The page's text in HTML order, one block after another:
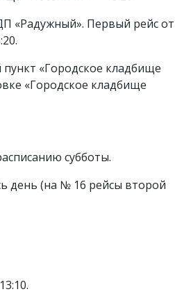
«Радужный». Первый рейс от
«Городское кладбище
«Городское кладбище
субботы.
день (на № 16 рейсы второй